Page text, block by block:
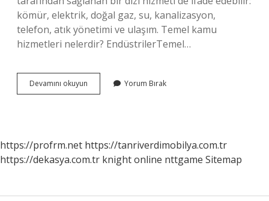
kömür, elektrik, doğal gaz, su, kanalizasyon,
telefon, atık yönetimi ve ulaşım. Temel kamu
hizmetleri nelerdir? EndüstrilerTemel…
Devamını okuyun
Hizmetleri
Yorum Bırak
https://profrm.net https://tanriverdimobilya.com.tr
https://dekasya.com.tr knight online nttgame Sitemap